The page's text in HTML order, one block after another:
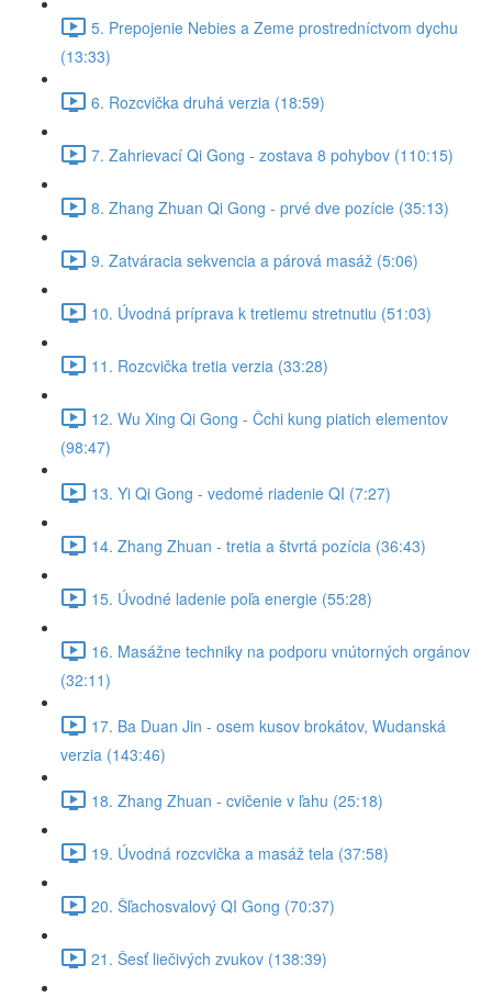
5. Prepojenie Nebies a Zeme prostredníctvom dychu
(13:33)
6. Rozcvička druhá verzia (18:59)
7. Zahrievací Qi Gong - zostava 8 pohybov (110:15)
8. Zhang Zhuan Qi Gong - prvé dve pozície (35:13)
9. Zatváracia sekvencia a párová masáž (5:06)
10. Úvodná príprava k tretiemu stretnutiu (51:03)
11. Rozcvička tretia verzia (33:28)
12. Wu Xing Qi Gong - Čchi kung piatich elementov
(98:47)
13. Yi Qi Gong - vedomé riadenie QI (7:27)
14. Zhang Zhuan - tretia a štvrtá pozícia (36:43)
15. Úvodné ladenie poľa energie (55:28)
16. Masážne techniky na podporu vnútorných orgánov
(32:11)
17. Ba Duan Jin - osem kusov brokátov, Wudanská
verzia (143:46)
18. Zhang Zhuan - cvičenie v ľahu (25:18)
19. Úvodná rozcvička a masáž tela (37:58)
20. Šľachosvalový QI Gong (70:37)
21. Šesť liečivých zvukov (138:39)